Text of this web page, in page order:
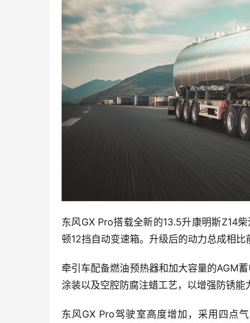
东风GX Pro搭载全新的13.5升康明斯Z14
顿12挡自动变速箱。升级后的动力总成相比
牵引车配备燃油预热器和加大容量的AGM
涂装以及空腔防腐注蜡工艺，以增强防锈能
东风GX Pro驾驶室高度增加，采用四点